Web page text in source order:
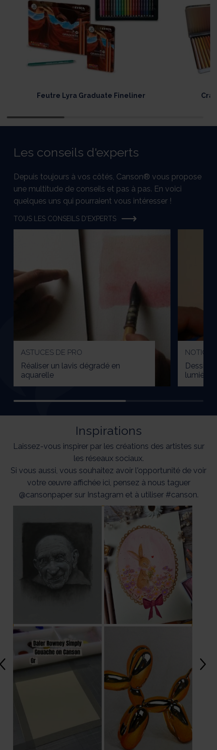
Feutre Lyra Graduate Fineliner
Les conseils d'experts
Depuis toujours à vos côtés, Canson® vous propose
une multitude de conseils et pas à pas. En voici
quelques uns qui pourraient vous intéresser !
TOUS LES CONSEILS D'EXPERTS
ASTUCES DE PRO
Réaliser un lavis dégradé en
aquarelle
lumières
Inspirations
Laissez-vous inspirer par les créations des artistes sur
les réseaux sociaux.
Si vous aussi, vous souhaitez avoir l'opportunité de voir
votre œuvre affichée ici, pensez à nous taguer
@cansonpaper sur Instagram et à utiliser #canson.